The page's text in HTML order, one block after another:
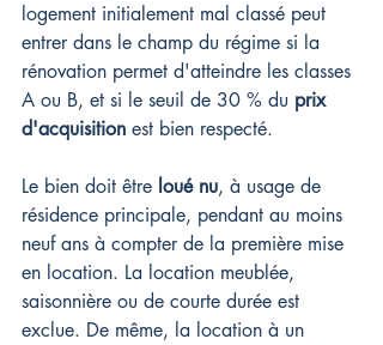
logement initialement mal classé peut
entrer dans le champ du régime si la
rénovation permet d'atteindre les classes
A ou B, et si le seuil de 30 % du prix
d'acquisition est bien respecté.
Le bien doit être loué nu, à usage de
résidence principale, pendant au moins
neuf ans à compter de la première mise
en location. La location meublée,
saisonnière ou de courte durée est
exclue. De même, la location à un